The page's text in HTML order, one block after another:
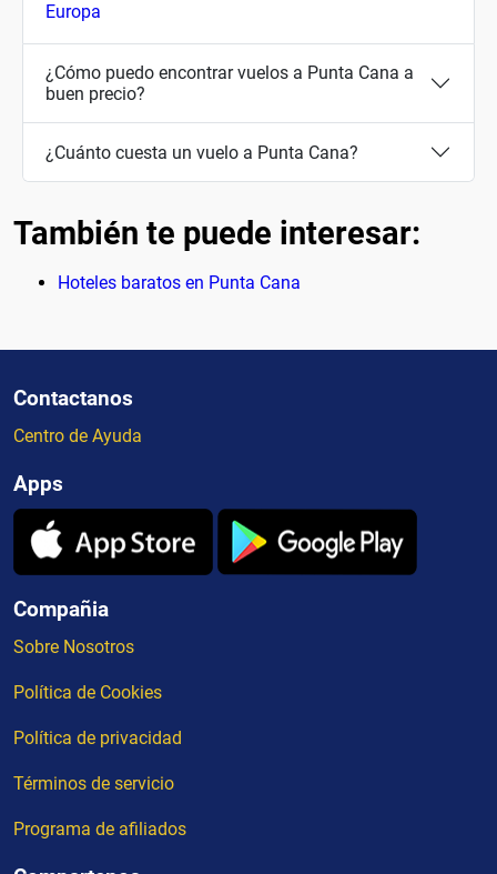
Europa
¿Cómo puedo encontrar vuelos a Punta Cana a
buen precio?
¿Cuánto cuesta un vuelo a Punta Cana?
También te puede interesar:
Hoteles baratos en Punta Cana
Contactanos
Centro de Ayuda
Apps
Compañia
Sobre Nosotros
Política de Cookies
Política de privacidad
Términos de servicio
Programa de afiliados